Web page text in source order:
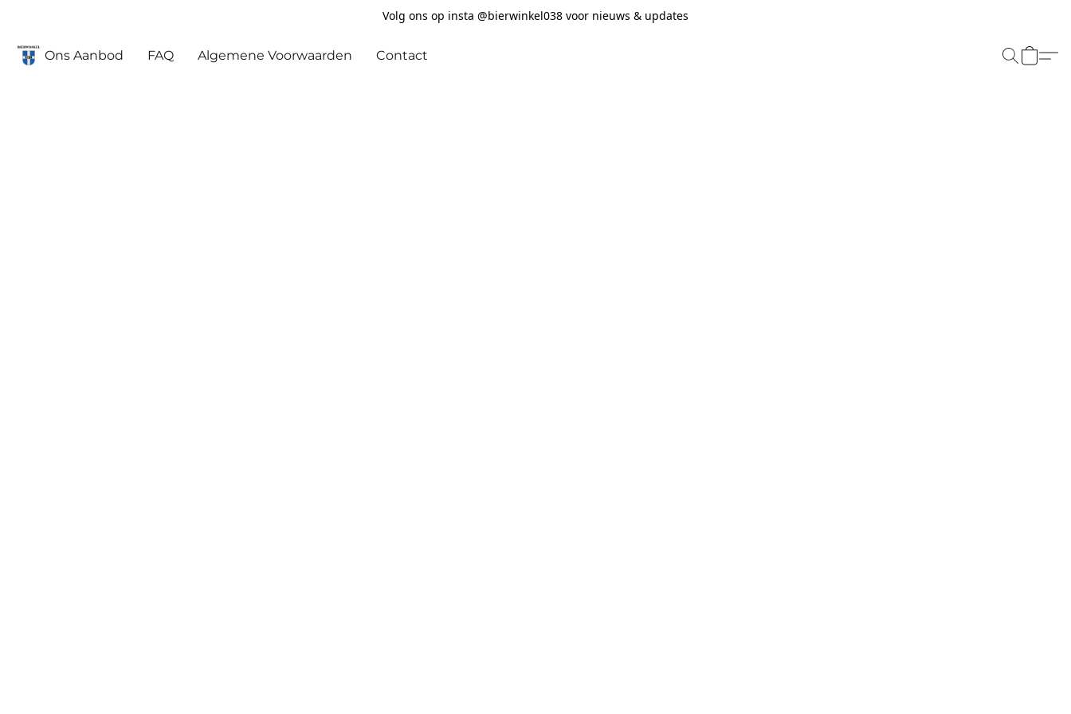
Volg ons op insta @bierwinkel038 voor nieuws & updates
Ons Aanbod FAQ Algemene Voorwaarden Contact